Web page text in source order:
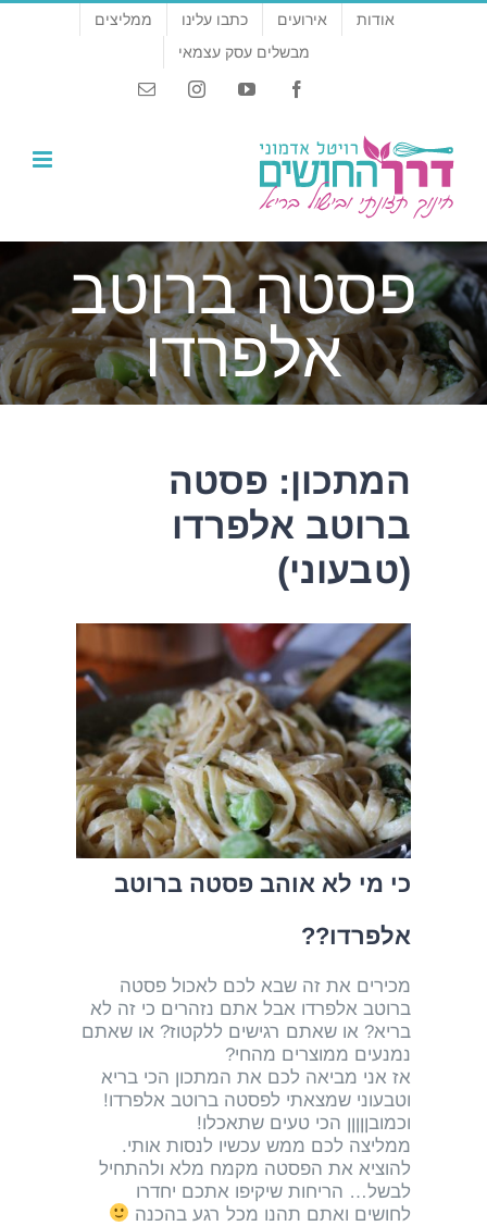
דלג
אודות אירועים כתבו עלינו
ממליצים
מבשלים עסק עצמאי
Facebook
YouTube
Instagram
Email
פסטה ברוטב
אלפרדו
המתכון: פסטה
ברוטב אלפרדו
(טבעוני)
כי מי לא אוהב פסטה ברוטב
אלפרדו??
מכירים את זה שבא לכם לאכול פסטה
ברוטב אלפרדו אבל אתם נזהרים כי זה לא
בריא? או שאתם רגישים ללקטוז? או שאתם
נמנעים ממוצרים מהחי?
אז אני מביאה לכם את המתכון הכי בריא
וטבעוני שמצאתי לפסטה ברוטב אלפרדו!
וכמובןןןןן הכי טעים שתאכלו!
ממליצה לכם ממש עכשיו לנסות אותי.
להוציא את הפסטה מקמח מלא ולהתחיל
לבשל… הריחות שיקיפו אתכם יחדרו
לחושים ואתם תהנו מכל רגע בהכנה